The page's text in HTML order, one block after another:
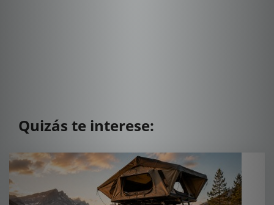
Quizás te interese: